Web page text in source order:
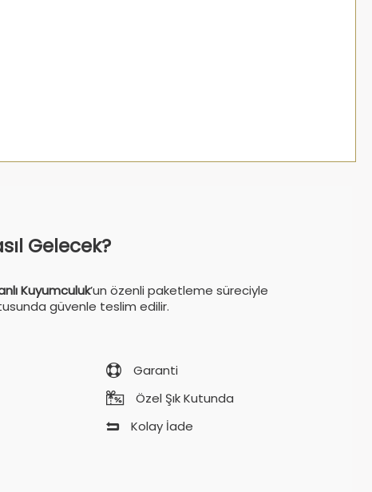
Gelecek?
Kuyumculuk’un özenli paketleme süreciyle
güvenle teslim edilir.
Garanti
Özel Şık Kutunda
Kolay İade